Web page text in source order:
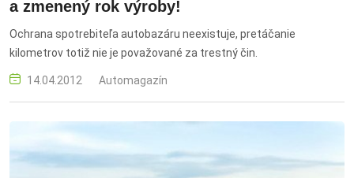
a zmenený rok výroby!
Ochrana spotrebiteľa autobazáru neexistuje, pretáčanie
kilometrov totiž nie je považované za trestný čin.
14.04.2012 Automagazín